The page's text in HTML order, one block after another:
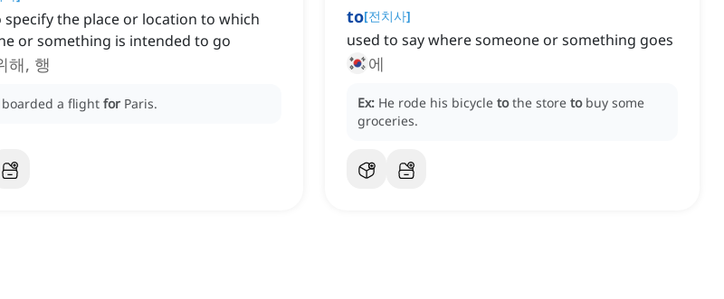
specify the place or location to which
or something is intended to go
해, 행
boarded a flight for Paris.
to[전치사]
used to say where someone or something goes
에
Ex: He rode his bicycle to the store to buy some
groceries.